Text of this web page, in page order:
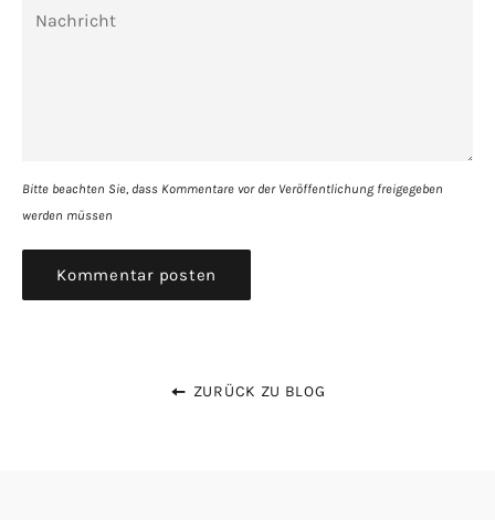
Bitte beachten Sie, dass Kommentare vor der Veröffentlichung freigegeben
werden müssen
ZURÜCK ZU BLOG